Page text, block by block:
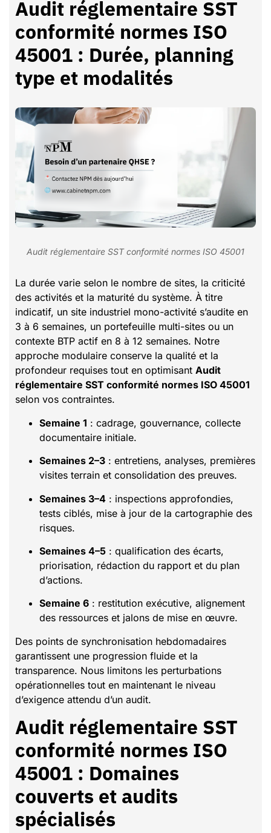
Audit réglementaire SST
conformité normes ISO
45001 : Durée, planning
type et modalités
Audit réglementaire SST conformité normes ISO 45001
La durée varie selon le nombre de sites, la criticité
des activités et la maturité du système. À titre
indicatif, un site industriel mono-activité s’audite en
3 à 6 semaines, un portefeuille multi-sites ou un
contexte BTP actif en 8 à 12 semaines. Notre
approche modulaire conserve la qualité et la
profondeur requises tout en optimisant Audit
réglementaire SST conformité normes ISO 45001
selon vos contraintes.
Semaine 1 : cadrage, gouvernance, collecte
documentaire initiale.
Semaines 2–3 : entretiens, analyses, premières
visites terrain et consolidation des preuves.
Semaines 3–4 : inspections approfondies,
tests ciblés, mise à jour de la cartographie des
risques.
Semaines 4–5 : qualification des écarts,
priorisation, rédaction du rapport et du plan
d’actions.
Semaine 6 : restitution exécutive, alignement
des ressources et jalons de mise en œuvre.
Des points de synchronisation hebdomadaires
garantissent une progression fluide et la
transparence. Nous limitons les perturbations
opérationnelles tout en maintenant le niveau
d’exigence attendu d’un audit.
Audit réglementaire SST
conformité normes ISO
45001 : Domaines
couverts et audits
spécialisés